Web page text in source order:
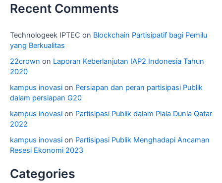
Recent Comments
Technologeek IPTEC on Blockchain Partisipatif bagi Pemilu
yang Berkualitas
22crown on Laporan Keberlanjutan IAP2 Indonesia Tahun
2020
kampus inovasi on Persiapan dan peran partisipasi Publik
dalam persiapan G20
kampus inovasi on Partisipasi Publik dalam Piala Dunia Qatar
2022
kampus inovasi on Partisipasi Publik Menghadapi Ancaman
Resesi Ekonomi 2023
Categories